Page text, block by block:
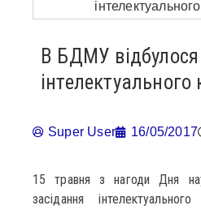
В БДМУ відбулося
Super User 16/05/2017
15 травня з нагоди Дня
засідання